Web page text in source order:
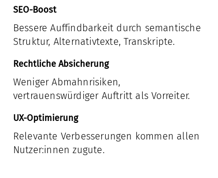
SEO-Boost
Bessere Auffindbarkeit durch semantische
Struktur, Alternativtexte, Transkripte.
Rechtliche Absicherung
Weniger Abmahnrisiken,
vertrauenswürdiger Auftritt als Vorreiter.
UX-Optimierung
Relevante Verbesserungen kommen allen
Nutzer:innen zugute.